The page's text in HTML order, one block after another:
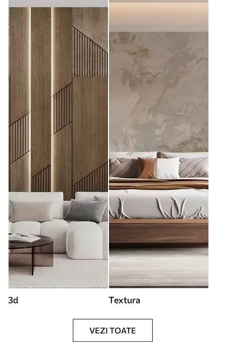
3d Textura
VEZI TOATE